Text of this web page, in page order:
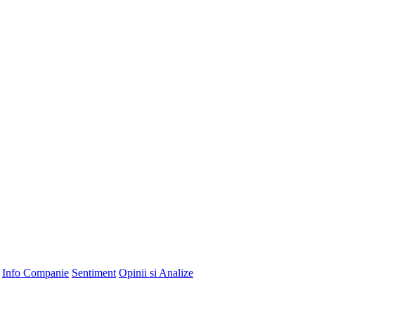
Info Companie Sentiment Opinii si Analize